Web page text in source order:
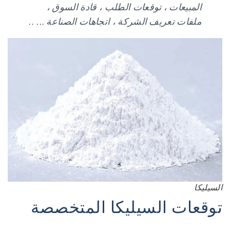
المبيعات ، توقعات الطلب ، قادة السوق ،
ملفات تعريف الشركة ، اتجاهات الصناعة ... ..
السيليكا
توقعات السيليكا المتخصصة